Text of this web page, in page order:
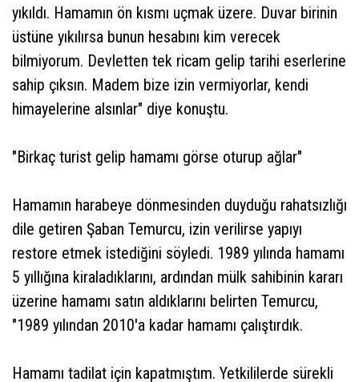
yıkıldı. Hamamın ön kısmı uçmak üzere. Duvar birinin
üstüne yıkılırsa bunun hesabını kim verecek
bilmiyorum. Devletten tek ricam gelip tarihi eserlerine
sahip çıksın. Madem bize izin vermiyorlar, kendi
himayelerine alsınlar" diye konuştu.
"Birkaç turist gelip hamamı görse oturup ağlar"
Hamamın harabeye dönmesinden duyduğu rahatsızlığı
dile getiren Şaban Temurcu, izin verilirse yapıyı
restore etmek istediğini söyledi. 1989 yılında hamamı
5 yıllığına kiraladıklarını, ardından mülk sahibinin kararı
üzerine hamamı satın aldıklarını belirten Temurcu,
"1989 yılından 2010'a kadar hamamı çalıştırdık.
Hamamı tadilat için kapatmıştım. Yetkililerde sürekli